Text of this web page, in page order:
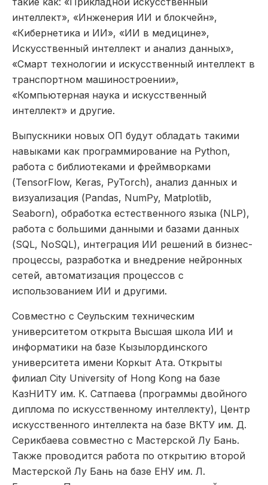
интеллект», «Инженерия ИИ и блокчейн»,
«Кибернетика и ИИ», «ИИ в медицине»,
Искусственный интеллект и анализ данных»,
«Смарт технологии и искусственный интеллект в
транспортном машиностроении»,
«Компьютерная наука и искусственный
интеллект» и другие.
Выпускники новых ОП будут обладать такими
навыками как программирование на Python,
работа с библиотеками и фреймворками
(TensorFlow, Keras, PyTorch), анализ данных и
визуализация (Pandas, NumPy, Matplotlib,
Seaborn), обработка естественного языка (NLP),
работа с большими данными и базами данных
(SQL, NoSQL), интеграция ИИ решений в бизнес-
процессы, разработка и внедрение нейронных
сетей, автоматизация процессов с
использованием ИИ и другими.
Совместно с Сеульским техническим
университетом открыта Высшая школа ИИ и
информатики на базе Кызылординского
университета имени Коркыт Ата. Открыты
филиал City University of Hong Kong на базе
КазНИТУ им. К. Сатпаева (программы двойного
диплома по искусственному интеллекту), Центр
искусственного интеллекта на базе ВКТУ им. Д.
Серикбаева совместно с Мастерской Лу Бань.
Также проводится работа по открытию второй
Мастерской Лу Бань на базе ЕНУ им. Л.